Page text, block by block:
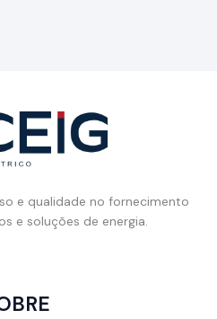
e qualidade no fornecimento
e soluções de energia.